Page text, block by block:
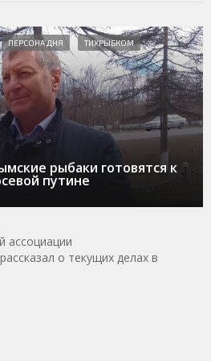
рыбаки готовятся к
путине
ПЕРСОНА ДНЯ ТИХРЫБКОМ
ассоциации
о текущих делах в